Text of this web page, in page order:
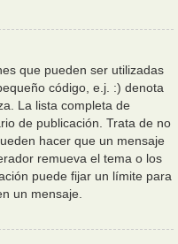
que pueden ser utilizadas
código, e.j. :) denota
La lista completa de
de publicación. Trata de no
hacer que un mensaje
remueva el tema o los
puede fijar un límite para
un mensaje.